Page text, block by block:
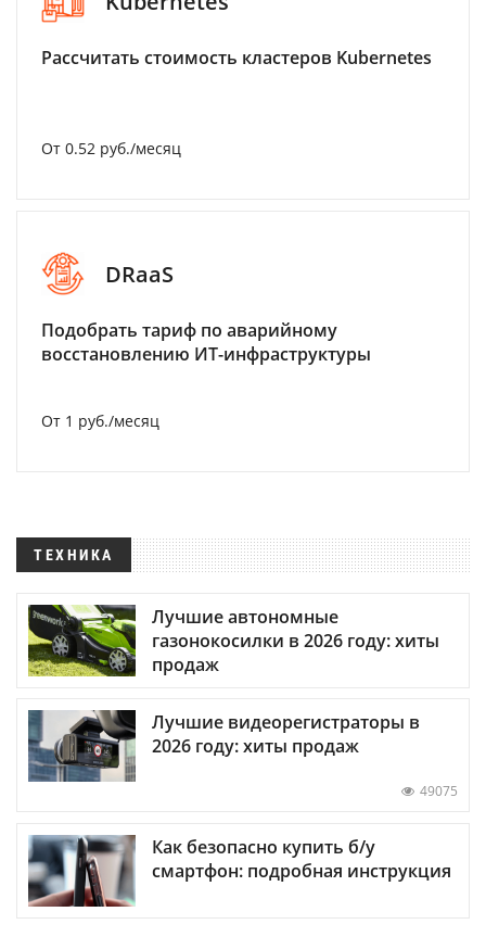
Рассчитать стоимость кластеров Kubernetes
От 0.52 руб./месяц
DRaaS
Подобрать тариф по аварийному
восстановлению ИТ-инфраструктуры
От 1 руб./месяц
ТЕХНИКА
Лучшие автономные
газонокосилки в 2026 году: хиты
продаж
Лучшие видеорегистраторы в
2026 году: хиты продаж
49075
Как безопасно купить б/у
смартфон: подробная инструкция